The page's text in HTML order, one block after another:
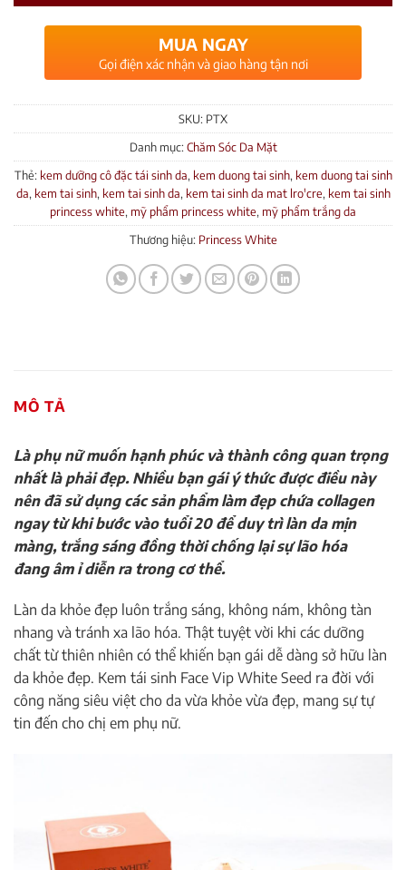
MUA NGAY
Gọi điện xác nhận và giao hàng tận nơi
SKU: PTX
Danh mục:Chăm Sóc Da Mặt
Thẻ: kem dưỡng cô đặc tái sinh da, kem duong tai sinh, kem duong tai sinh
da, kem tai sinh, kem tai sinh da, kem tai sinh da mat lro'cre, kem tai sinh
princess white, mỹ phẩm princess white, mỹ phẩm trắng da
Thương hiệu: Princess White
MÔ TẢ
Là phụ nữ muốn hạnh phúc và thành công quan trọng
nhất là phải đẹp. Nhiều bạn gái ý thức được điều này
nên đã sử dụng các sản phẩm làm đẹp chứa collagen
ngay từ khi bước vào tuổi 20 để duy trì làn da mịn
màng, trắng sáng đồng thời chống lại sự lão hóa
đang âm ỉ diễn ra trong cơ thể.
Làn da khỏe đẹp luôn trắng sáng, không nám, không tàn
nhang và tránh xa lão hóa. Thật tuyệt vời khi các dưỡng
chất từ thiên nhiên có thể khiến bạn gái dễ dàng sở hữu làn
da khỏe đẹp. Kem tái sinh Face Vip White Seed ra đời với
công năng siêu việt cho da vừa khỏe vừa đẹp, mang sự tự
tin đến cho chị em phụ nữ.